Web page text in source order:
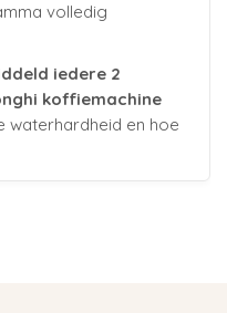
volledig
iedere 2
koffiemachine
waterhardheid en hoe